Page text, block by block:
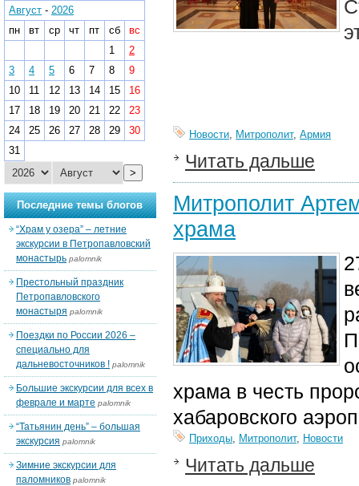
Новости, Митрополит, Армия
Читать дальше
Митрополит
храма
храма в честь
хабаровского
Приходы, Митрополит, Новости
Читать дальше
Август - 2026
пн
вт ср чт пт сб
вс
1
2
3
4 5 6 7 8
9
10
11 12 13 14 15
16
17
18 19 20 21 22
23
24
25 26 27 28 29
30
31
>
Последние темы блогов
“Храм у озера” – летние
экскурсии в Петропавловский
монастырь palomnik
Престольный праздник
Петропавловского
монастыря palomnik
Поездки по России 2026 –
специально для
дальневосточников ! palomnik
Большие экскурсии для всех в
феврале и марте palomnik
“Татьянин день” – большая
экскурсия palomnik
Зимние экскурсии для
паломников palomnik